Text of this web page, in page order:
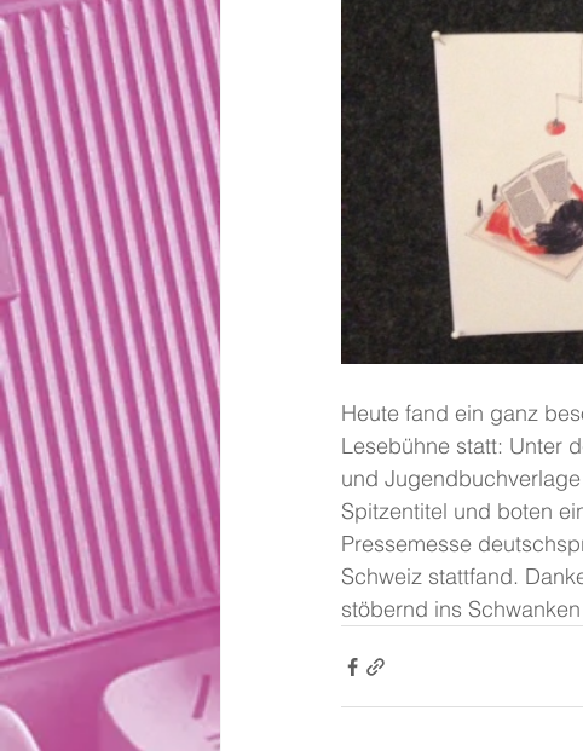
Heute fand ein ganz
Lesebühne statt: Unter
und
Spitzentitel und boten
Pressemesse
Schweiz stattfand.
stöbernd ins